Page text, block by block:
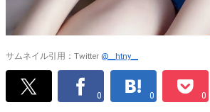
サムネイル引用：Twitter @__htny__
0 0 0